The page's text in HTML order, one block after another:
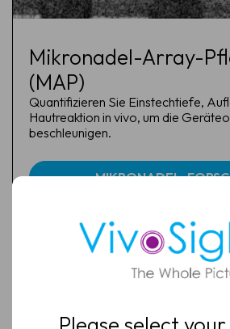
Mikronadel-Array-
(MAP)
Quantifizieren Sie Einstechtiefe,
Hautreaktion in vivo, um die
beschleunigen.
MIKRONADEL-
Demo
Erfahren Sie, wie die VivoSight
schnellere und zuverlässigere
eine nicht-invasive BCC-Diagnose
Vollständiger